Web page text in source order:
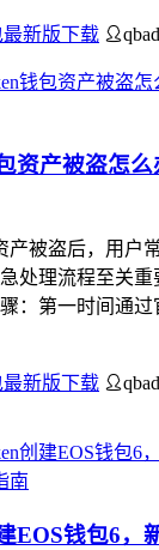
最新版下载
资产被盗怎
产被盗后，用户
处理流程至关
：第一时间通
最新版下载
EOS钱包6，